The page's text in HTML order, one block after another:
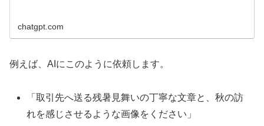
chatgpt.com
例えば、AIにこのように依頼します。
「取引先へ送る残暑見舞いの丁寧な文章と、秋の訪
れを感じさせるような画像をください」